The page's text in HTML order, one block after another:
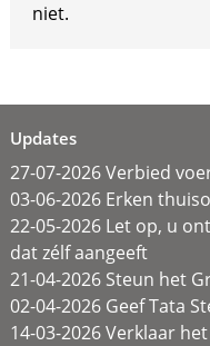
niet.
Updates
27-07-2026 Verbied
03-06-2026 Erken
22-05-2026 Let op, u
dat zélf aangeeft
21-04-2026 Steun het
02-04-2026 Geef Tata
14-03-2026 Verklaar